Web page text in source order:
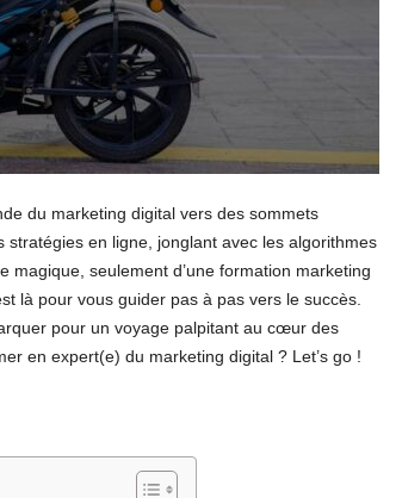
du marketing digital vers des sommets
en ligne, jonglant avec les algorithmes
seulement d’une formation marketing
là pour vous guider pas à pas vers le succès.
pour un voyage palpitant au cœur des
en expert(e) du marketing digital ? Let’s go !